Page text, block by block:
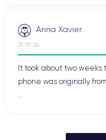
Anna Xavier
21/01/26
It took about two weeks
phone was originally